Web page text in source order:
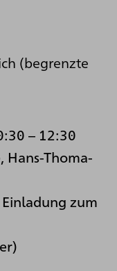
(begrenzte
– 12:30
Hans-Thoma-
zum